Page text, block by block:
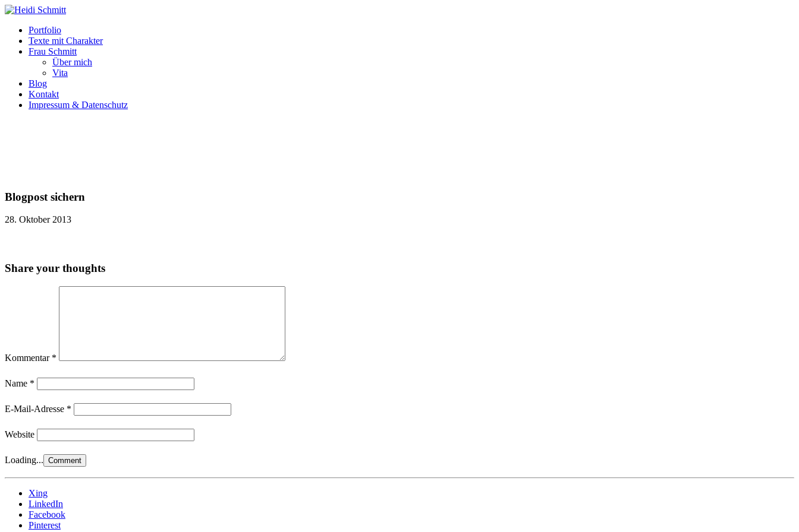
Portfolio
Texte mit Charakter
Frau Schmitt
Über mich
Vita
Blog
Kontakt
Impressum & Datenschutz
Blogpost sichern
28. Oktober 2013
Share your thoughts
Kommentar *
Name *
E-Mail-Adresse *
Website
Loading...
Xing
LinkedIn
Facebook
Pinterest